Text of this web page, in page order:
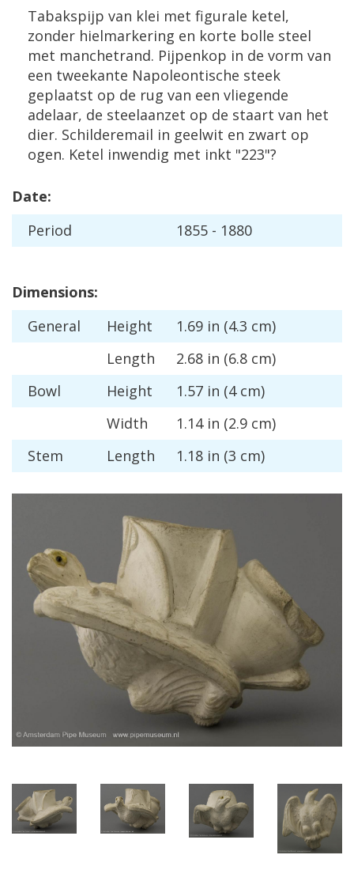
Tabakspijp van klei met figurale ketel,
zonder hielmarkering en korte bolle steel
met manchetrand. Pijpenkop in de vorm van
een tweekante Napoleontische steek
geplaatst op de rug van een vliegende
adelaar, de steelaanzet op de staart van het
dier. Schilderemail in geelwit en zwart op
ogen. Ketel inwendig met inkt "223"?
Date:
Period
1855 - 1880
Dimensions:
General
Height 1.69 in (4.3 cm)
Length
2.68 in (6.8 cm)
Bowl
Height 1.57 in (4 cm)
Width
1.14 in (2.9 cm)
Stem
Length 1.18 in (3 cm)